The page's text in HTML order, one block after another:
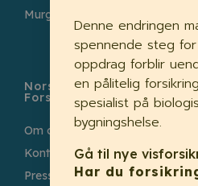
Murgårder
Norsk Hussopp
Forsikring
Om oss
Kontakt oss
Presse
Denne endringen
spennende steg
oppdrag forblir
en pålitelig
spesialist på
bygningshelse.
Gå til nye
Har du